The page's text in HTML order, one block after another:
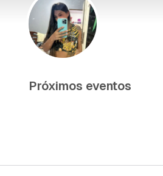
Próximos eventos